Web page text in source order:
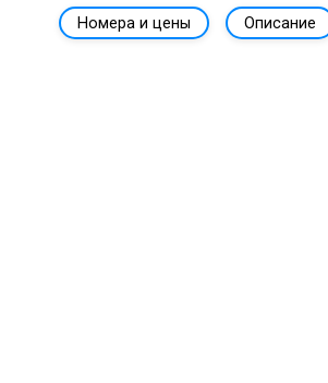
Номера и цены Описание